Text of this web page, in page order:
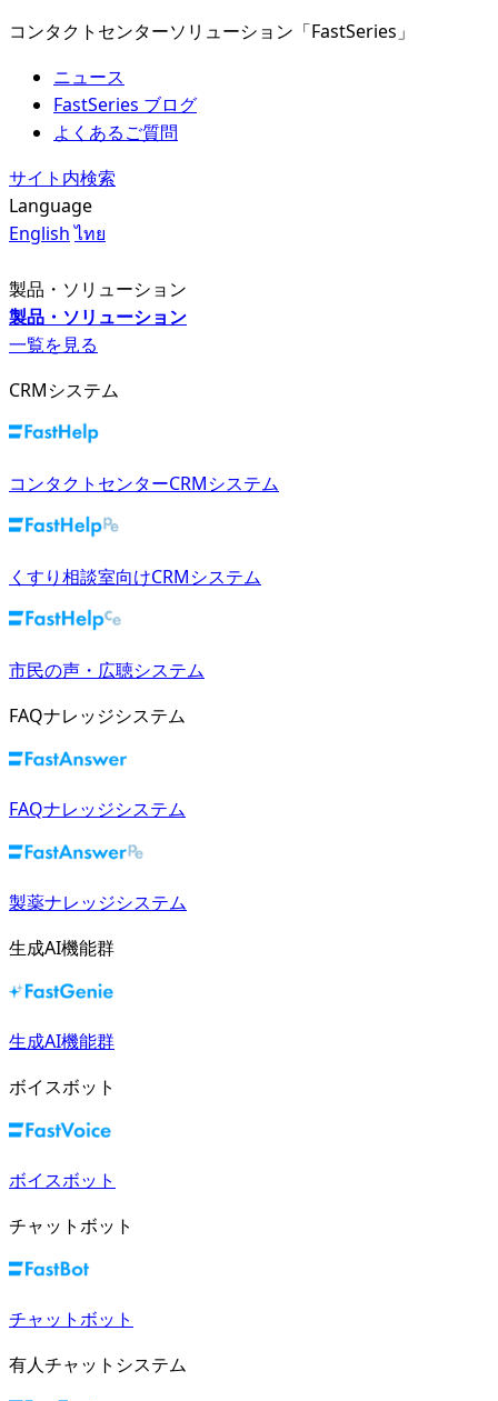
コンタクトセンターソリューション「FastSeries」
ニュース
FastSeries ブログ
よくあるご質問
サイト内検索
Language
English ไทย
製品・ソリューション
製品・ソリューション
一覧を見る
CRMシステム
コンタクトセンターCRMシステム
くすり相談室向けCRMシステム
市民の声・広聴システム
FAQナレッジシステム
FAQナレッジシステム
製薬ナレッジシステム
生成AI機能群
生成AI機能群
ボイスボット
ボイスボット
チャットボット
チャットボット
有人チャットシステム